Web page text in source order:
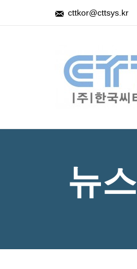
cttkor@cttsys.kr
뉴스